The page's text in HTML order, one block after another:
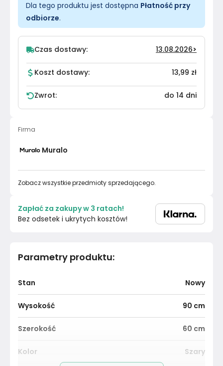
Parametry produktu:
Stan Nowy
Wysokość 90 cm
Szerokość 60 cm
Kolor Szary
Dla tego produktu jest dostępna Płatność przy
odbiorze.
Czas dostawy: 13.08.2026>
Koszt dostawy: 13,99 zł
Zwrot: do 14 dni
Firma
Muralo
Zobacz wszystkie przedmioty sprzedającego.
Zapłać za zakupy w 3 ratach!
Bez odsetek i ukrytych kosztów!